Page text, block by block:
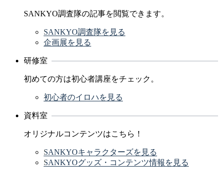
SANKYO調査隊の記事を閲覧できます。
SANKYO調査隊を見る
企画展を見る
研修室
初めての方は初心者講座をチェック。
初心者のイロハを見る
資料室
オリジナルコンテンツはこちら！
SANKYOキャラクターズを見る
SANKYOグッズ・コンテンツ情報を見る